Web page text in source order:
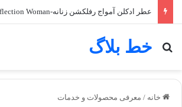
عطر ادکلن آمواج رفلکشن زنانه-Amouage Reflection Woman
خط بلاگ
جستجو برای
خانه / معرفی محصولات و خدمات